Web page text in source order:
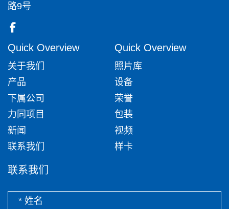
路9号
Quick Overview
关于我们
产品
下属公司
力同项目
新闻
联系我们
Quick Overview
照片库
设备
荣誉
包装
视频
样卡
联系我们